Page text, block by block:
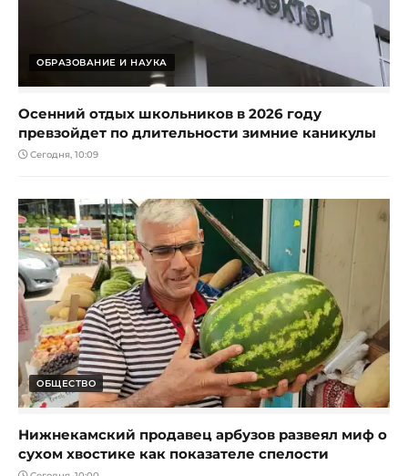
ОБРАЗОВАНИЕ И НАУКА
Осенний отдых школьников в 2026 году
превзойдет по длительности зимние каникулы
Сегодня, 10:09
ОБЩЕСТВО
Нижнекамский продавец арбузов развеял миф о
сухом хвостике как показателе спелости